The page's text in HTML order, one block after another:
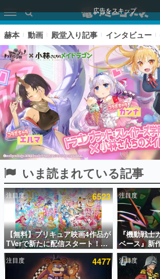
広告をスキップ
ピックアップ
電ファミのいま読まれている記事ランキング
アプリセール情報
インタビュー
連載・特集一覧
赫本 動画 殿堂入り記事 インタビュー
いま読まれている記事
注目度 6523
【無料】プリキュア映画4作品が
TVerで新たに配信スタート！な
んと2018年～2024年の映画ほぼ
すべてが見放題に、ぶっちゃけ
ありえないラインナップ
注目度
『機動戦士
ベース』新
ンダー』発
ープンベー
年2月下旬
注目度 4477 注目度